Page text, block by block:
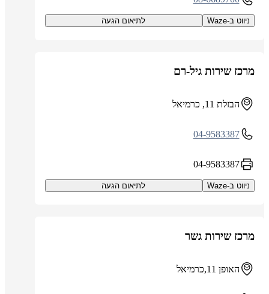
ניווט ב-Waze לתיאום הגעה
מרכז שירות גיל-רם
הבזלת 11, כרמיאל
04-9583387
04-9583387
ניווט ב-Waze לתיאום הגעה
מרכז שירות גשר
האופן 11,כרמיאל